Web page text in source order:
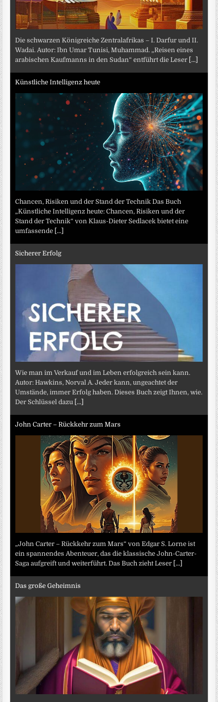
Die schwarzen Königreiche Zentralafrikas – I. Darfur und II.
Wadai. Autor: Ibn Umar Tunisi, Muhammad. „Reisen eines
arabischen Kaufmanns in den Sudan“ entführt die Leser [...]
Künstliche Intelligenz heute
Chancen, Risiken und der Stand der Technik Das Buch
„Künstliche Intelligenz heute: Chancen, Risiken und der
Stand der Technik“ von Klaus-Dieter Sedlacek bietet eine
umfassende [...]
Sicherer Erfolg
Wie man im Verkauf und im Leben erfolgreich sein kann.
Autor: Hawkins, Norval A. Jeder kann, ungeachtet der
Umstände, immer Erfolg haben. Dieses Buch zeigt Ihnen, wie.
Der Schlüssel dazu [...]
John Carter – Rückkehr zum Mars
„John Carter – Rückkehr zum Mars“ von Edgar S. Lorne ist
ein spannendes Abenteuer, das die klassische John-Carter-
Saga aufgreift und weiterführt. Das Buch zieht Leser [...]
Das große Geheimnis